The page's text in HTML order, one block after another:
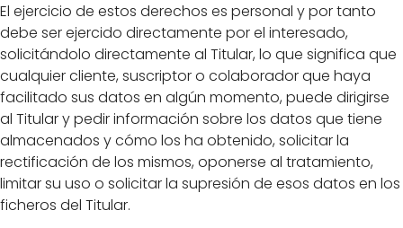
El ejercicio de estos derechos es personal y por tanto
debe ser ejercido directamente por el interesado,
solicitándolo directamente al Titular, lo que significa que
cualquier cliente, suscriptor o colaborador que haya
facilitado sus datos en algún momento, puede dirigirse
al Titular y pedir información sobre los datos que tiene
almacenados y cómo los ha obtenido, solicitar la
rectificación de los mismos, oponerse al tratamiento,
limitar su uso o solicitar la supresión de esos datos en los
ficheros del Titular.